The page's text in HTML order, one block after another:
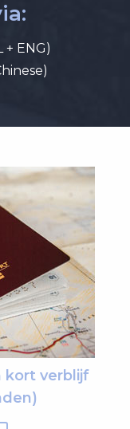
+ ENG)
kort verblijf